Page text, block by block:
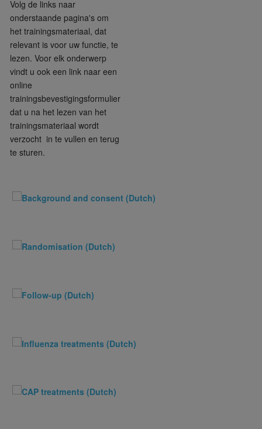
Volg de links naar
onderstaande pagina's om
het trainingsmateriaal, dat
relevant is voor uw functie, te
lezen. Voor elk onderwerp
vindt u ook een link naar een
online
trainingsbevestigingsformulier
dat u na het lezen van het
trainingsmateriaal wordt
verzocht in te vullen en terug
te sturen.